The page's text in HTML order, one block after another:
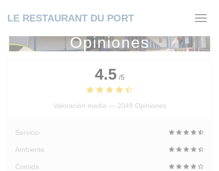
LE RESTAURANT DU PORT
Opiniones
4.5 /5
Valoración media — 2049 Opiniones
Servicio
Ambiente
Comida